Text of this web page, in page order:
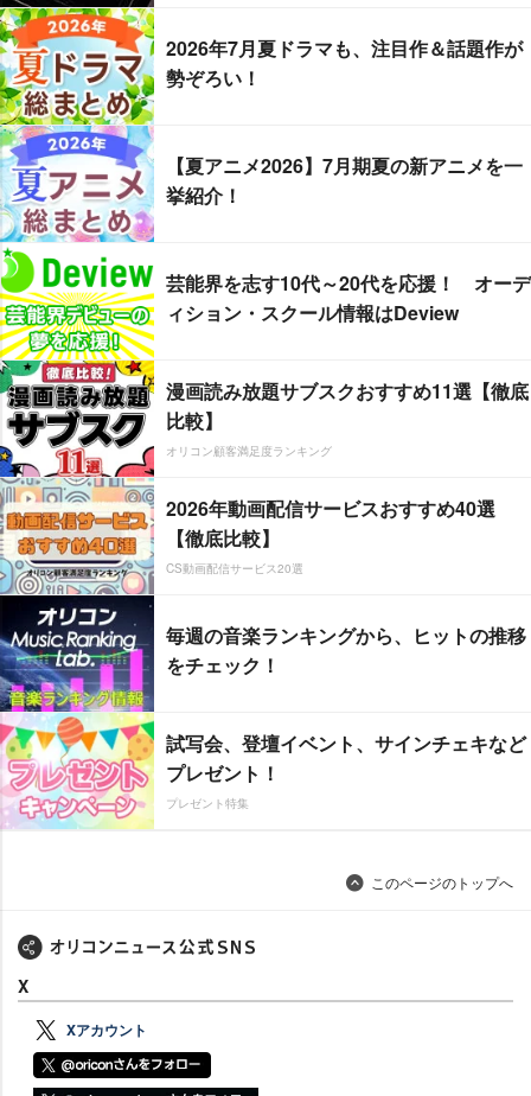
2026年7月夏ドラマも、注目作＆話題作が
勢ぞろい！
【夏アニメ2026】7月期夏の新アニメを一
挙紹介！
芸能界を志す10代～20代を応援！ オーデ
ィション・スクール情報はDeview
漫画読み放題サブスクおすすめ11選【徹底
比較】
オリコン顧客満足度ランキング
2026年動画配信サービスおすすめ40選
【徹底比較】
CS動画配信サービス20選
毎週の音楽ランキングから、ヒットの推移
をチェック！
試写会、登壇イベント、サインチェキなど
プレゼント！
プレゼント特集
このページのトップへ
X
Xアカウント